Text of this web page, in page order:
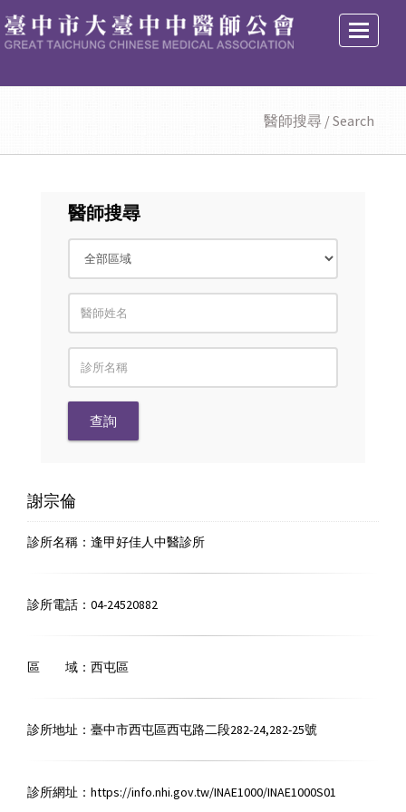
選
醫師搜尋 / Search
醫師搜尋
謝宗倫
診所名稱：逢甲好佳人中醫診所
診所電話：04-24520882
區 域：西屯區
診所地址：臺中市西屯區西屯路二段282-24,282-25號
診所網址： https://info.nhi.gov.tw/INAE1000/INAE1000S01